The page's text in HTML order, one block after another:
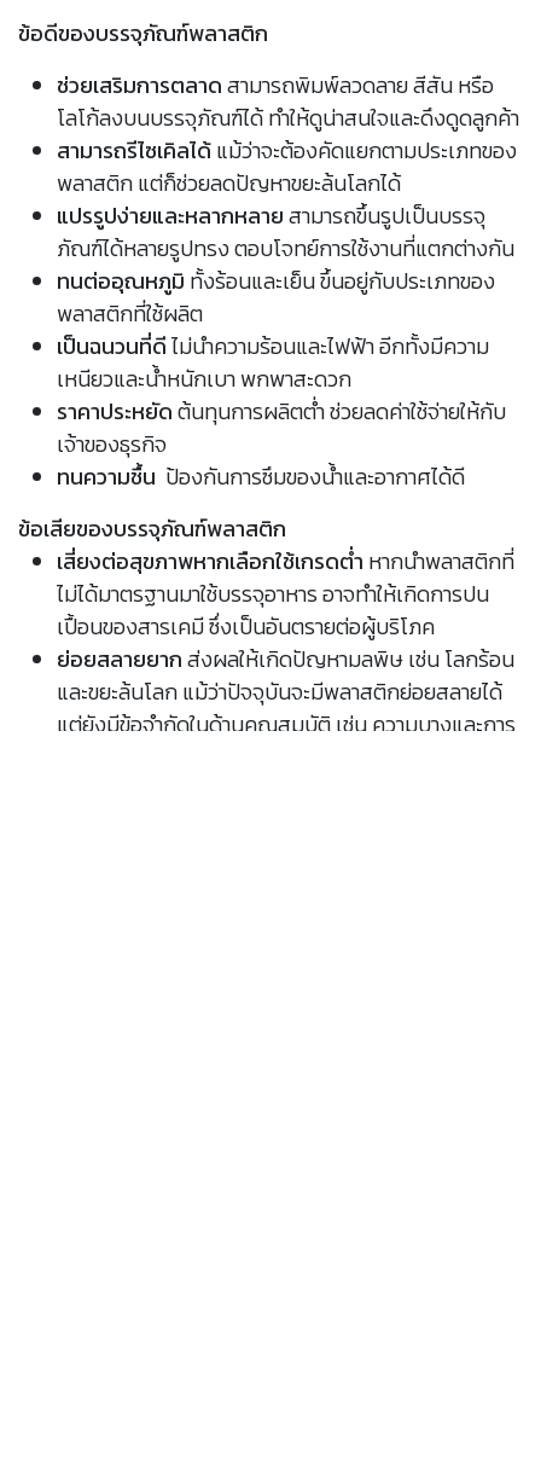
ข้อดีของบรรจุภัณฑ์พลาสติก
ช่วยเสริมการตลาดสามารถพิมพ์ลวดลาย สีสัน หรือ
โลโก้ลงบนบรรจุภัณฑ์ได้ ทำให้ดูน่าสนใจและดึงดูดลูกค้า
สามารถรีไซเคิลได้แม้ว่าจะต้องคัดแยกตามประเภทของ
พลาสติก แต่ก็ช่วยลดปัญหาขยะล้นโลกได้
แปรรูปง่ายและหลากหลายสามารถขึ้นรูปเป็นบรรจุ
ภัณฑ์ได้หลายรูปทรง ตอบโจทย์การใช้งานที่แตกต่างกัน
ทนต่ออุณหภูมิ ทั้งร้อนและเย็น ขึ้นอยู่กับประเภทของ
พลาสติกที่ใช้ผลิต
เป็นฉนวนที่ดีไม่นำความร้อนและไฟฟ้า อีกทั้งมีความ
เหนียวและน้ำหนักเบา พกพาสะดวก
ราคาประหยัดต้นทุนการผลิตต่ำ ช่วยลดค่าใช้จ่ายให้กับ
เจ้าของธุรกิจ
ทนความชื้น ป้องกันการซึมของน้ำและอากาศได้ดี
ข้อเสียของบรรจุภัณฑ์พลาสติก
เสี่ยงต่อสุขภาพหากเลือกใช้เกรดต่ำ หากนำพลาสติกที่
ไม่ได้มาตรฐานมาใช้บรรจุอาหาร อาจทำให้เกิดการปน
เปื้อนของสารเคมี ซึ่งเป็นอันตรายต่อผู้บริโภค
ย่อยสลายยากส่งผลให้เกิดปัญหามลพิษ เช่น โลกร้อน
และขยะล้นโลก แม้ว่าปัจจุบันจะมีพลาสติกย่อยสลายได้
แต่ยังมีข้อจำกัดในด้านคุณสมบัติ เช่น ความบางและการ